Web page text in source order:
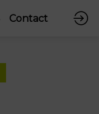
Contact